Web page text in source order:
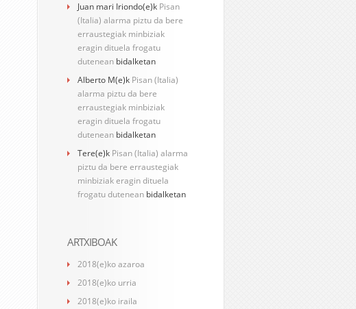
Juan mari Iriondo(e)k Pisan
(Italia) alarma piztu da bere
erraustegiak minbiziak
eragin dituela frogatu
dutenean bidalketan
Alberto M(e)k Pisan (Italia)
alarma piztu da bere
erraustegiak minbiziak
eragin dituela frogatu
dutenean bidalketan
Tere(e)k Pisan (Italia) alarma
piztu da bere erraustegiak
minbiziak eragin dituela
frogatu dutenean bidalketan
ARTXIBOAK
2018(e)ko azaroa
2018(e)ko urria
2018(e)ko iraila